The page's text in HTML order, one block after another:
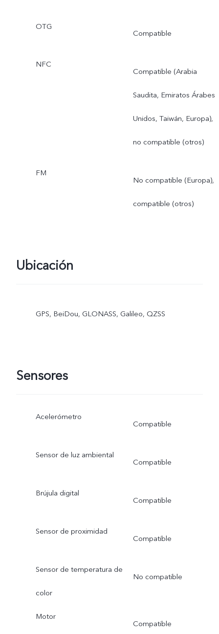
OTG
Compatible
NFC
Compatible (Arabia
Saudita, Emiratos Árabes
Unidos, Taiwán, Europa),
no compatible (otros)
FM
No compatible (Europa),
compatible (otros)
Ubicación
GPS, BeiDou, GLONASS, Galileo, QZSS
Sensores
Acelerómetro
Compatible
Sensor de luz ambiental
Compatible
Brújula digital
Compatible
Sensor de proximidad
Compatible
Sensor de temperatura de
color
No compatible
Motor
Compatible